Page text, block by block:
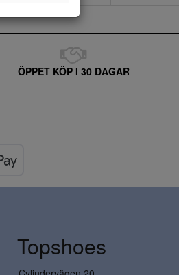
ÖPPET KÖP I 30 DAGAR
Topshoes